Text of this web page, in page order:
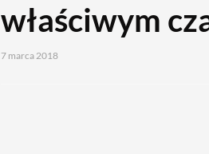
właściwym
7 marca 2018